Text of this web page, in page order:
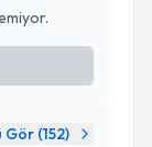
Gör (152)